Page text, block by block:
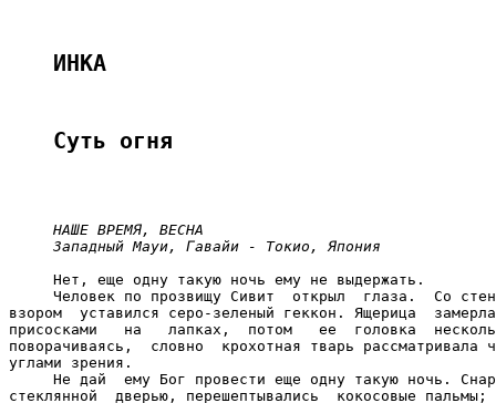
ИНКА
Суть огня
НАШЕ ВРЕМЯ, ВЕСНА
Западный Мауи, Гавайи - Токио, Япония